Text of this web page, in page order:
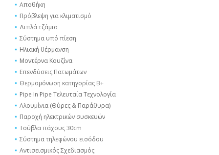
Αποθήκη
Πρόβλεψη για κλιματισμό
Διπλά τζάμια
Σύστημα υπό πίεση
Ηλιακή θέρμανση
Μοντέρνα Κουζίνα
Επενδύσεις Πατωμάτων
Θερμομόνωση κατηγορίας Β+
Pipe In Pipe Τελευταία Τεχνολογία
Αλουμίνια (Θύρες & Παράθυρα)
Παροχή ηλεκτρικών συσκευών
Τούβλα πάχους 30cm
Σύστημα τηλεφώνου εισόδου
Αντισεισμικός Σχεδιασμός